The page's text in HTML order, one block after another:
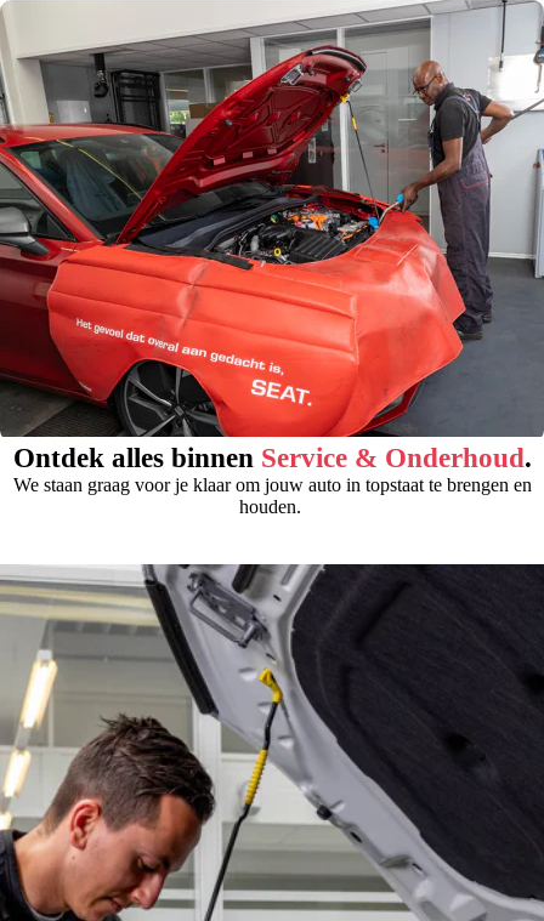
Ontdek alles binnen Service & Onderhoud.
We staan graag voor je klaar om jouw auto in topstaat te brengen en
houden.